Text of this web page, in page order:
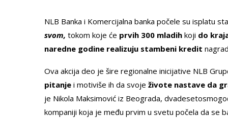
NLB Banka i Komercijalna banka počele su isplatu
svom, tokom koje će prvih 300 mladih koji do
naredne godine realizuju stambeni kredit
Ova akcija deo je šire regionalne inicijative NLB
pitanje i motiviše ih da svoje živote nastave da
je Nikola Maksimović iz Beograda,
kompaniji koja je među prvim u svetu počela da se